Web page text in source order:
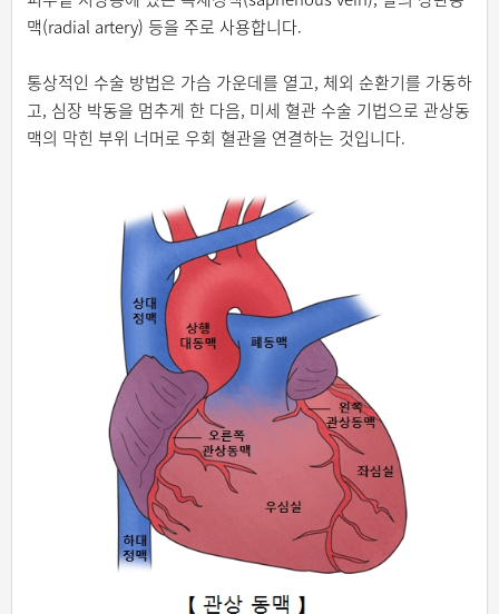
맥(radial artery) 등을 주로 사용합니다.
통상적인 수술 방법은 가슴 가운데를 열고, 체외 순환기를 가동하
고, 심장 박동을 멈추게 한 다음, 미세 혈관 수술 기법으로 관상동
맥의 막힌 부위 너머로 우회 혈관을 연결하는 것입니다.